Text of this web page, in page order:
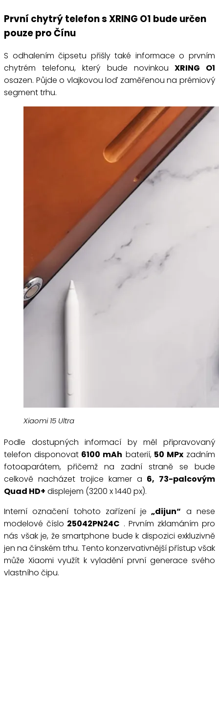
První chytrý telefon s XRING O1 bude určen
pouze pro Čínu
S odhalením čipsetu přišly také informace o prvním
chytrém telefonu, který bude novinkou XRING O1
osazen. Půjde o vlajkovou loď zaměřenou na prémiový
segment trhu.
Xiaomi 15 Ultra
Podle dostupných informací by měl připravovaný
telefon disponovat 6100 mAh baterií,50 MPxzadním
fotoaparátem, přičemž na zadní straně se bude
celkově nacházet trojice kamer a 6, 73-palcovým
Quad HD+ displejem (3200 x 1440 px).
Interní označení tohoto zařízení je „dijun“ a nese
modelové číslo 25042PN24C . Prvním zklamáním pro
nás však je, že smartphone bude k dispozici exkluzivně
jen na čínském trhu. Tento konzervativnější přístup však
může Xiaomi využít k vyladění první generace svého
vlastního čipu.